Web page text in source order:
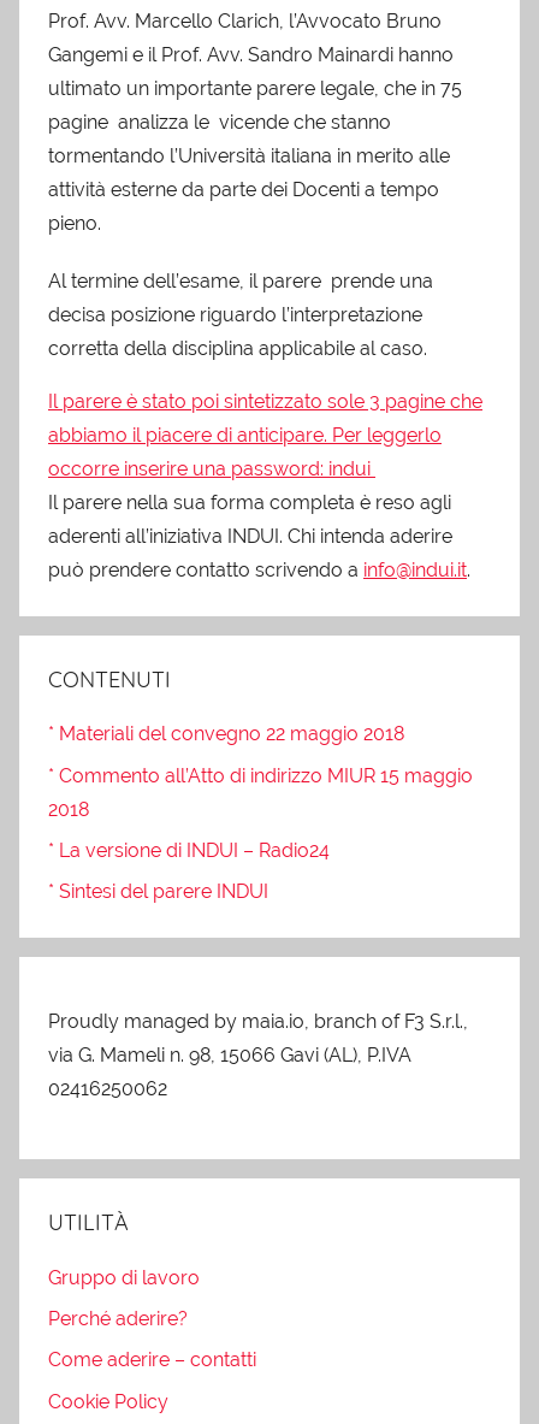
Prof. Avv. Marcello Clarich, l’Avvocato Bruno
Gangemi e il Prof. Avv. Sandro Mainardi hanno
ultimato un importante parere legale, che in 75
pagine analizza le vicende che stanno
tormentando l’Università italiana in merito alle
attività esterne da parte dei Docenti a tempo
pieno.
Al termine dell’esame, il parere prende una
decisa posizione riguardo l’interpretazione
corretta della disciplina applicabile al caso.
Il parere è stato poi sintetizzato sole 3 pagine che
abbiamo il piacere di anticipare. Per leggerlo
occorre inserire una password: indui
Il parere nella sua forma completa è reso agli
aderenti all’iniziativa INDUI. Chi intenda aderire
può prendere contatto scrivendo a info@indui.it.
CONTENUTI
* Materiali del convegno 22 maggio 2018
* Commento all’Atto di indirizzo MIUR 15 maggio
2018
* La versione di INDUI – Radio24
* Sintesi del parere INDUI
Proudly managed by maia.io, branch of F3 S.r.l.,
via G. Mameli n. 98, 15066 Gavi (AL), P.IVA
02416250062
UTILITÀ
Gruppo di lavoro
Perché aderire?
Come aderire – contatti
Cookie Policy